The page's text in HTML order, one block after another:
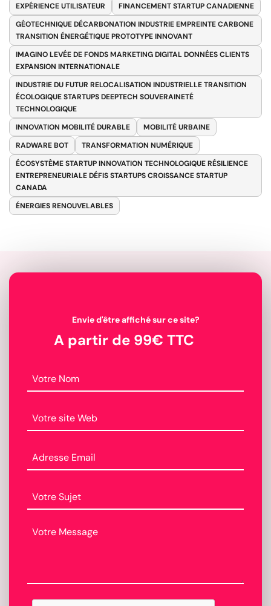
EXPÉRIENCE UTILISATEUR
FINANCEMENT STARTUP CANADIENNE
GÉOTECHNIQUE DÉCARBONATION INDUSTRIE EMPREINTE CARBONE
TRANSITION ÉNERGÉTIQUE PROTOTYPE INNOVANT
IMAGINO LEVÉE DE FONDS MARKETING DIGITAL DONNÉES CLIENTS
EXPANSION INTERNATIONALE
INDUSTRIE DU FUTUR RELOCALISATION INDUSTRIELLE TRANSITION
ÉCOLOGIQUE STARTUPS DEEPTECH SOUVERAINETÉ
TECHNOLOGIQUE
INNOVATION MOBILITÉ DURABLE
MOBILITÉ URBAINE
RADWARE BOT
TRANSFORMATION NUMÉRIQUE
ÉCOSYSTÈME STARTUP INNOVATION TECHNOLOGIQUE RÉSILIENCE
ENTREPRENEURIALE DÉFIS STARTUPS CROISSANCE STARTUP
CANADA
ÉNERGIES RENOUVELABLES
Envie d'être affiché sur ce site?
A partir de 99€ TTC